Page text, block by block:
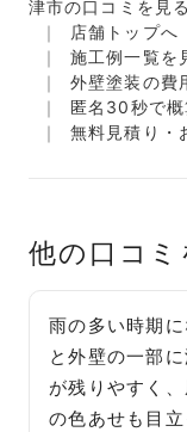
津市の口コミを見る
店舗トップへ
施工例一覧を
外壁塗装の費
匿名30秒で
無料見積り・
他の口コミ
雨の多い時期に
と外壁の一部
が残りやすく、
の色あせも目立